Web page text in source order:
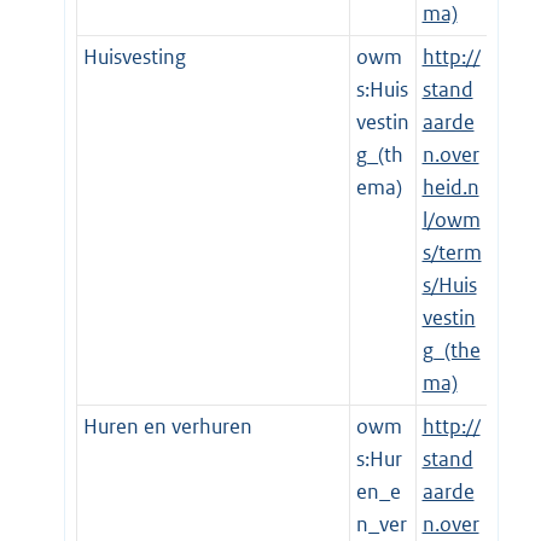
ma)
Huisvesting
owm
s:Huis
vestin
g_(th
ema)
http://
stand
aarde
n.over
heid.n
l/owm
s/term
s/Huis
vestin
g_(the
ma)
Huren en verhuren
owm
s:Hur
en_e
n_ver
http://
stand
aarde
n.over